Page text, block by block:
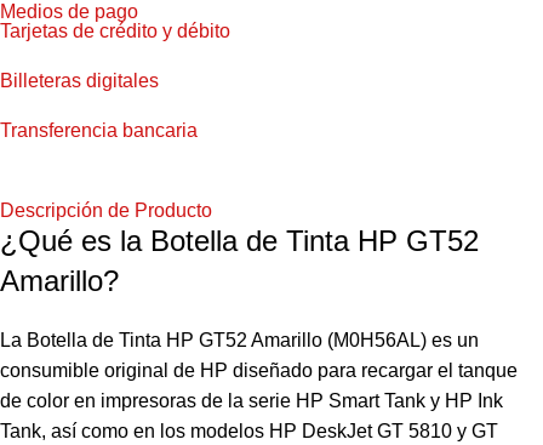
Medios de pago
Tarjetas de crédito y débito
Billeteras digitales
Transferencia bancaria
Descripción de Producto
¿Qué es la Botella de Tinta HP GT52
Amarillo?
La Botella de Tinta HP GT52 Amarillo (M0H56AL) es un
consumible original de HP diseñado para recargar el tanque
de color en impresoras de la serie HP Smart Tank y HP Ink
Tank, así como en los modelos HP DeskJet GT 5810 y GT